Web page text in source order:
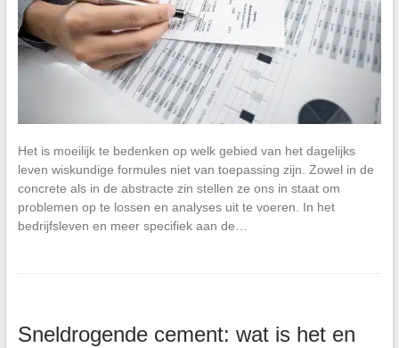
Het is moeilijk te bedenken op welk gebied van het dagelijks
leven wiskundige formules niet van toepassing zijn. Zowel in de
concrete als in de abstracte zin stellen ze ons in staat om
problemen op te lossen en analyses uit te voeren. In het
bedrijfsleven en meer specifiek aan de…
Sneldrogende cement: wat is het en